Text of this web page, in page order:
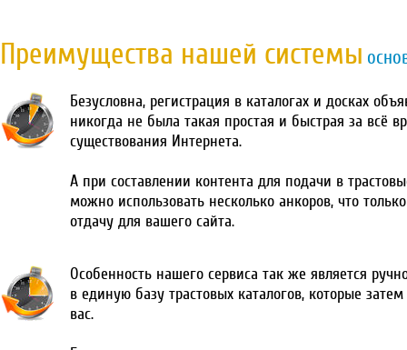
Преимущества нашей системы
Безусловна, регистрация в каталогах и досках
никогда не была такая простая и быстрая за всё
существования Интернета.
А при составлении контента для подачи в
можно использовать несколько анкоров, что
отдачу для вашего сайта.
Особенность нашего сервиса так же является
в единую базу трастовых каталогов, которые
вас.